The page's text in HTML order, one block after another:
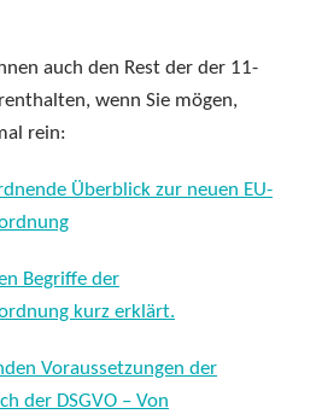
auch den Rest der der 11-
wenn Sie mögen,
rein:
Überblick zur neuen EU-
Begriffe der
kurz erklärt.
Voraussetzungen der
der DSGVO – Von